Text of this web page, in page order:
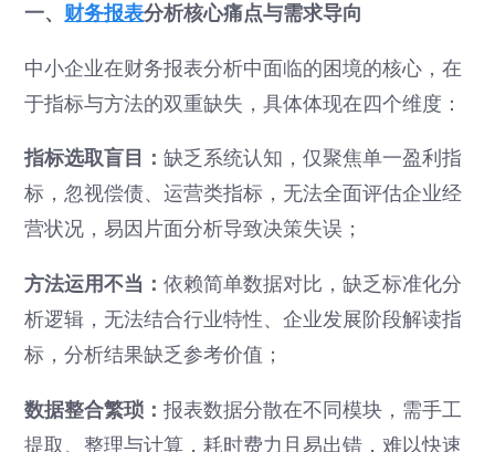
一、 财务报表分析核心痛点与需求导向
中小企业在财务报表分析中面临的困境的核心，在
于指标与方法的双重缺失，具体体现在四个维度：
指标选取盲目：缺乏系统认知，仅聚焦单一盈利指
标，忽视偿债、运营类指标，无法全面评估企业经
营状况，易因片面分析导致决策失误；
方法运用不当：依赖简单数据对比，缺乏标准化分
析逻辑，无法结合行业特性、企业发展阶段解读指
标，分析结果缺乏参考价值；
数据整合繁琐：报表数据分散在不同模块，需手工
提取、整理与计算，耗时费力且易出错，难以快速